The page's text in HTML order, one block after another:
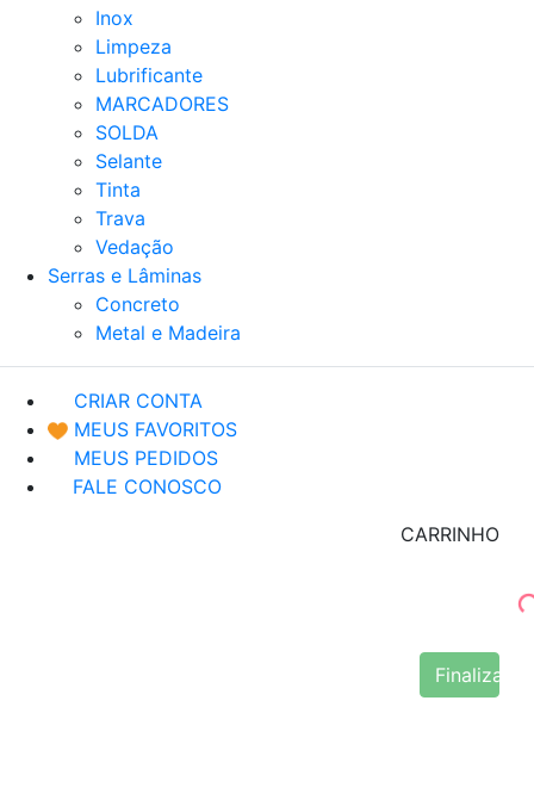
Inox
Limpeza
Lubrificante
MARCADORES
SOLDA
Selante
Tinta
Trava
Vedação
Serras e Lâminas
Concreto
Metal e Madeira
CRIAR CONTA
MEUS FAVORITOS
MEUS PEDIDOS
FALE CONOSCO
CARRINHO
Finalizar